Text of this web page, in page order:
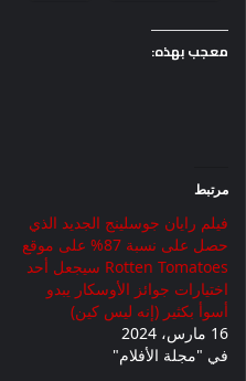
معجب بهذه:
مرتبط
فيلم رايان جوسلينج الجديد الذي
حصل على نسبة 87% على موقع
Rotten Tomatoes سيجعل أحد
اختيارات جوائز الأوسكار يبدو
أسوأ بكثير (إنه ليس كين)
16 مارس، 2024
في "مجلة الأفلام"